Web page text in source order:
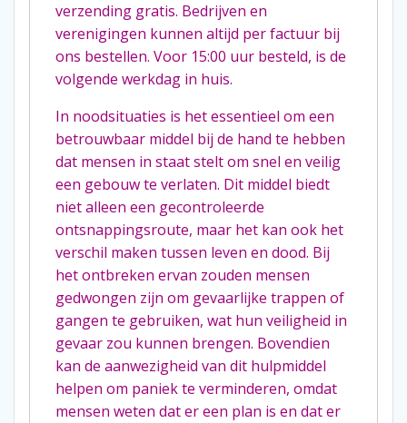
verzending gratis. Bedrijven en
verenigingen kunnen altijd per factuur bij
ons bestellen. Voor 15:00 uur besteld, is de
volgende werkdag in huis.
In noodsituaties is het essentieel om een
betrouwbaar middel bij de hand te hebben
dat mensen in staat stelt om snel en veilig
een gebouw te verlaten. Dit middel biedt
niet alleen een gecontroleerde
ontsnappingsroute, maar het kan ook het
verschil maken tussen leven en dood. Bij
het ontbreken ervan zouden mensen
gedwongen zijn om gevaarlijke trappen of
gangen te gebruiken, wat hun veiligheid in
gevaar zou kunnen brengen. Bovendien
kan de aanwezigheid van dit hulpmiddel
helpen om paniek te verminderen, omdat
mensen weten dat er een plan is en dat er